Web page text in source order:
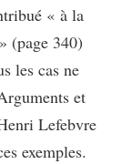
« à la
(page 340)
les cas ne
et
Lefebvre
exemples.